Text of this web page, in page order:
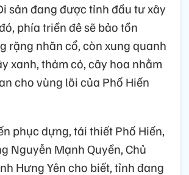
sản đang được tỉnh đầu tư xây
phía triền đê sẽ bảo tồn
rặng nhãn cổ, còn xung quanh
xanh, thảm cỏ, cây hoa nhằm
cho vùng lõi của Phố Hiến
phục dựng, tái thiết Phố Hiến,
Nguyễn Mạnh Quyền, Chủ
Hưng Yên cho biết, tỉnh đang